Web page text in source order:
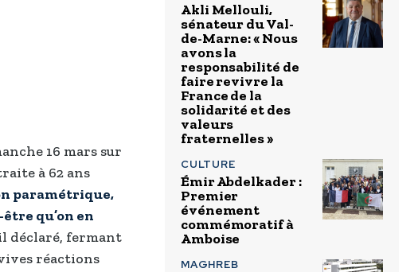
16 mars sur
à 62 ans
paramétrique,
qu’on en
déclaré, fermant
réactions
Akli Mellouli,
sénateur du Val-
de-Marne: « Nous
avons la
responsabilité de
faire revivre la
France de la
solidarité et des
valeurs
fraternelles »
CULTURE
Émir Abdelkader :
Premier
événement
commémoratif à
Amboise
MAGHREB